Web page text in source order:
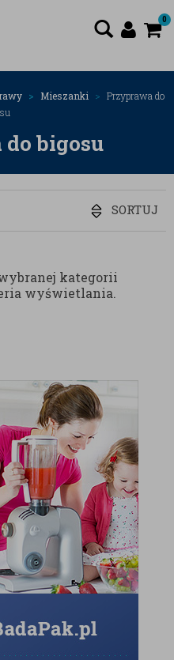
0
Mieszanki
Przyprawa do
bigosu
SORTUJ
kategorii
wyświetlania.